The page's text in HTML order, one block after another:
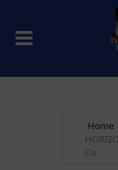
Home
Co.